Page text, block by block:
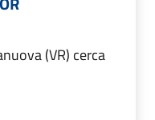
(VR) cerca